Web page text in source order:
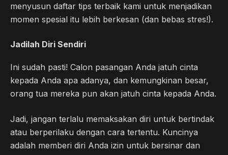
menyusun daftar tips terbaik kami untuk menjadikan
momen spesial itu lebih berkesan (dan bebas stres!).
Jadilah Diri Sendiri
Ini sudah pasti! Calon pasangan Anda jatuh cinta
kepada Anda apa adanya, dan kemungkinan besar,
orang tua mereka pun akan jatuh cinta kepada Anda.
Jadi, jangan terlalu memaksakan diri untuk bertindak
atau berperilaku dengan cara tertentu. Kuncinya
adalah memberi diri Anda izin untuk bersinar dan